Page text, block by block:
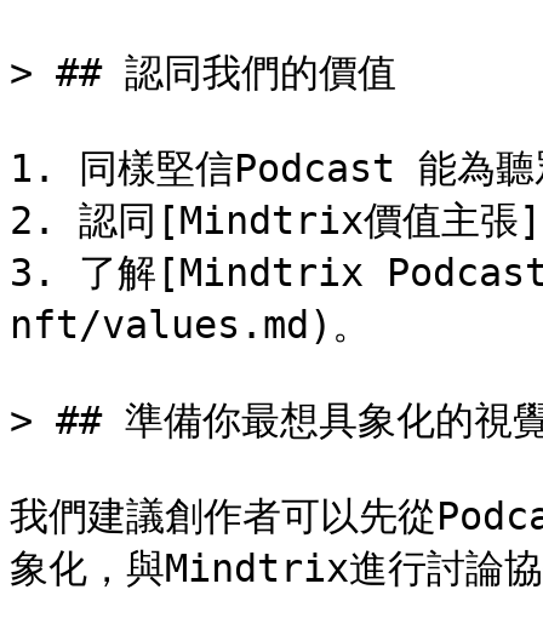
> ## 認同我們的價值
1. 同樣堅信Podcast 能為聽
2. 認同[Mindtrix價值主
3. 了解[Mindtrix
nft/values.md)。
> ## 準備你最想具象化的視
我們建議創作者可以先從
象化，與Mindtrix進行討論